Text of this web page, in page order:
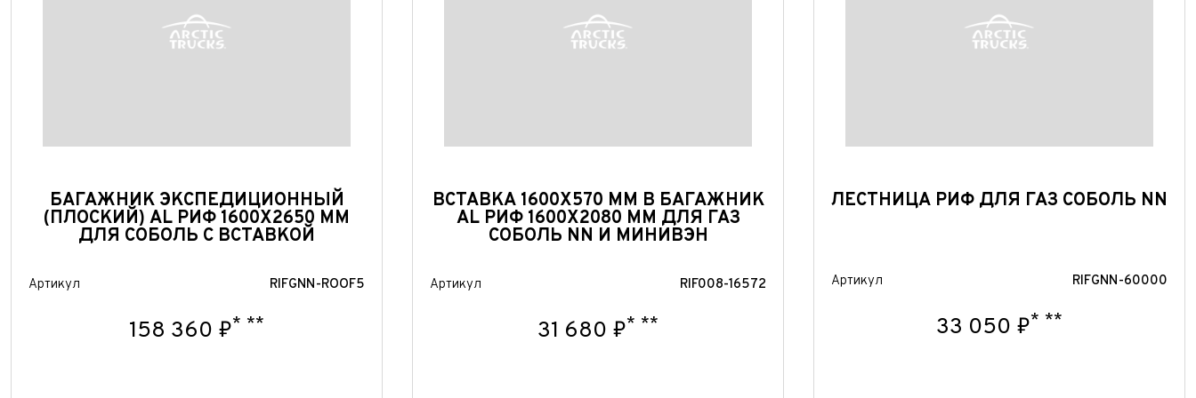
БАГАЖНИК ЭКСПЕДИЦИОННЫЙ
(ПЛОСКИЙ) AL РИФ 1600X2650 ММ
ДЛЯ СОБОЛЬ С ВСТАВКОЙ
Артикул RIFGNN-ROOF5
158 360 ₽* **
ВСТАВКА 1600X570 ММ В БАГАЖНИК
AL РИФ 1600X2080 ММ ДЛЯ ГАЗ
СОБОЛЬ NN И МИНИВЭН
Артикул RIF008-16572
31 680 ₽* **
ЛЕСТНИЦА РИФ ДЛЯ ГАЗ СОБОЛЬ NN
Артикул RIFGNN-60000
33 050 ₽* **